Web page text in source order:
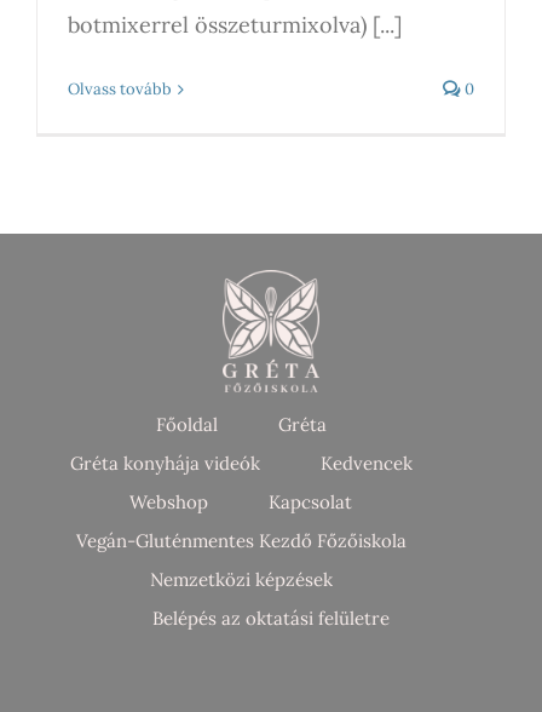
botmixerrel összeturmixolva) [...]
Olvass tovább 0
Főoldal
Gréta
Gréta konyhája videók
Kedvencek
Webshop
Kapcsolat
Vegán-Gluténmentes Kezdő Főzőiskola
Nemzetközi képzések
Belépés az oktatási felületre